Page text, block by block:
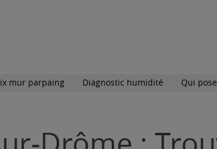
mur parpaing Diagnostic humidité Qui